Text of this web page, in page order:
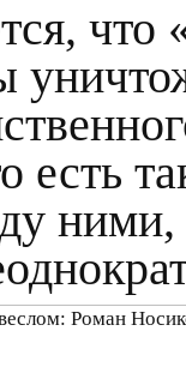
есть
ними,